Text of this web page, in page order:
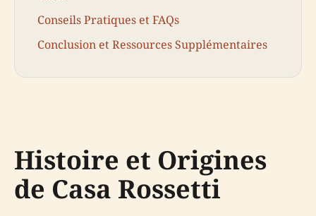
Conseils Pratiques et FAQs
Conclusion et Ressources Supplémentaires
Histoire et Origines
de Casa Rossetti